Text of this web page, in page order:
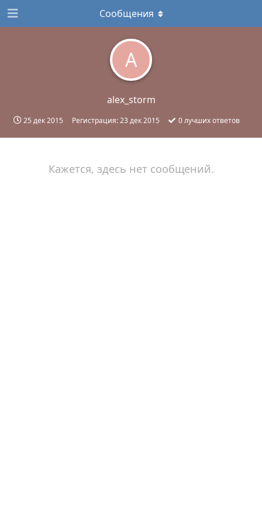
A
alex_storm
25 дек 2015 Регистрация:23 дек 2015 0лучших ответов
Сообщения
Кажется, здесь нет сообщений.